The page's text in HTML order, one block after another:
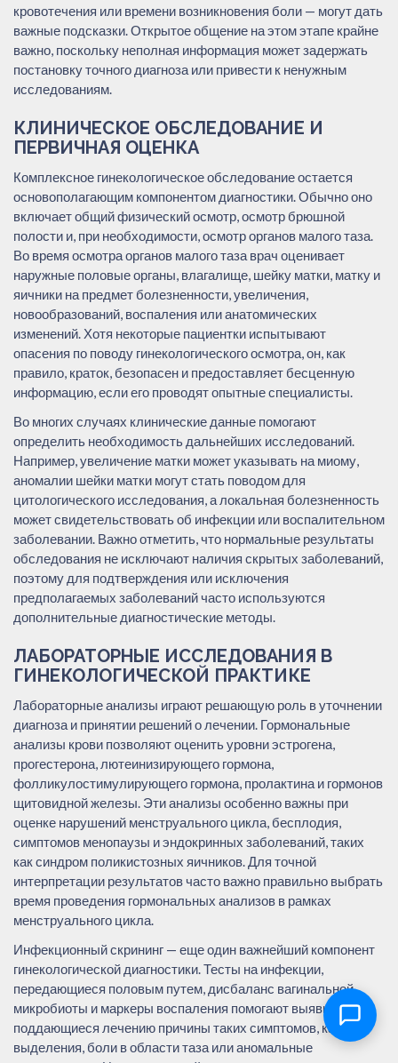
кровотечения или времени возникновения боли — могут дать
важные подсказки. Открытое общение на этом этапе крайне
важно, поскольку неполная информация может задержать
постановку точного диагноза или привести к ненужным
исследованиям.
КЛИНИЧЕСКОЕ ОБСЛЕДОВАНИЕ И
ПЕРВИЧНАЯ ОЦЕНКА
Комплексное гинекологическое обследование остается
основополагающим компонентом диагностики. Обычно оно
включает общий физический осмотр, осмотр брюшной
полости и, при необходимости, осмотр органов малого таза.
Во время осмотра органов малого таза врач оценивает
наружные половые органы, влагалище, шейку матки, матку и
яичники на предмет болезненности, увеличения,
новообразований, воспаления или анатомических
изменений. Хотя некоторые пациентки испытывают
опасения по поводу гинекологического осмотра, он, как
правило, краток, безопасен и предоставляет бесценную
информацию, если его проводят опытные специалисты.
Во многих случаях клинические данные помогают
определить необходимость дальнейших исследований.
Например, увеличение матки может указывать на миому,
аномалии шейки матки могут стать поводом для
цитологического исследования, а локальная болезненность
может свидетельствовать об инфекции или воспалительном
заболевании. Важно отметить, что нормальные результаты
обследования не исключают наличия скрытых заболеваний,
поэтому для подтверждения или исключения
предполагаемых заболеваний часто используются
дополнительные диагностические методы.
ЛАБОРАТОРНЫЕ ИССЛЕДОВАНИЯ В
ГИНЕКОЛОГИЧЕСКОЙ ПРАКТИКЕ
Лабораторные анализы играют решающую роль в уточнении
диагноза и принятии решений о лечении. Гормональные
анализы крови позволяют оценить уровни эстрогена,
прогестерона, лютеинизирующего гормона,
фолликулостимулирующего гормона, пролактина и гормонов
щитовидной железы. Эти анализы особенно важны при
оценке нарушений менструального цикла, бесплодия,
симптомов менопаузы и эндокринных заболеваний, таких
как синдром поликистозных яичников. Для точной
интерпретации результатов часто важно правильно выбрать
время проведения гормональных анализов в рамках
менструального цикла.
Инфекционный скрининг — еще один важнейший компонент
гинекологической диагностики. Тесты на инфекции,
передающиеся половым путем, дисбаланс вагинальной
микробиоты и маркеры воспаления помогают выявить
поддающиеся лечению причины таких симптомов, как
выделения, боли в области таза или аномальные